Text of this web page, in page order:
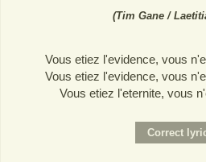
(Tim Gane /
Vous etiez l'evidence, vous
Vous etiez l'evidence, vous
Vous etiez l'eternite, vous